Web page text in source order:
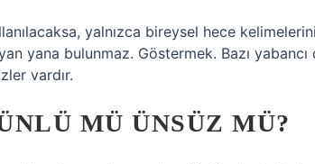
yalnızca bireysel hece
yana bulunmaz. Göstermek. Bazı
vardır.
MÜ ÜNSÜZ MÜ?